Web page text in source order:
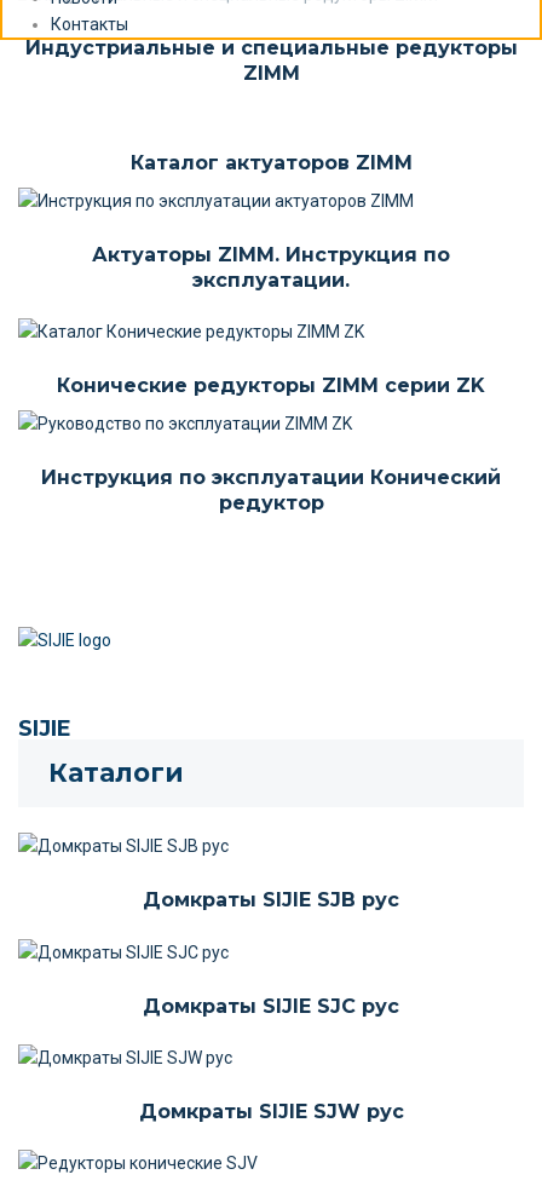
Контакты
Индустриальные и специальные редукторы
ZIMM
Каталог актуаторов ZIMM
Актуаторы ZIMM. Инструкция по
эксплуатации.
Конические редукторы ZIMM серии ZK
Инструкция по эксплуатации Конический
редуктор
SIJIE
Каталоги
Домкраты SIJIE SJB рус
Домкраты SIJIE SJC рус
Домкраты SIJIE SJW рус